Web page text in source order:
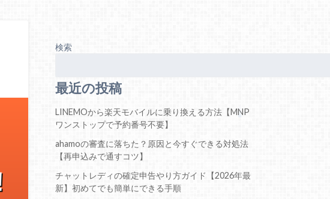
検索
最近の投稿
LINEMOから楽天モバイルに乗り換える方法【MNP
ワンストップで予約番号不要】
ahamoの審査に落ちた？原因と今すぐできる対処法
【再申込みで通すコツ】
チャットレディの確定申告やり方ガイド【2026年最
新】初めてでも簡単にできる手順